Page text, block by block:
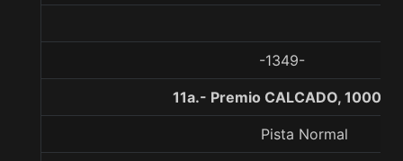
-1349-
11a.- Premio CALCADO, 1000
Pista Normal